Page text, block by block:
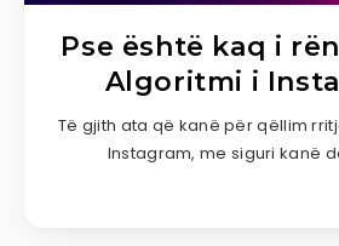
Pse është kaq i
Algoritmi i
Të gjith ata që kanë për qëllim
lnstagram, me siguri kanë